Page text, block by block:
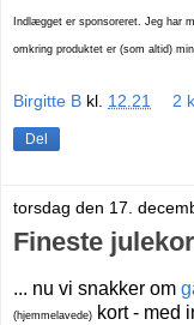
Indlægget er sponsoreret. Jeg har
omkring produktet er (som altid)
Birgitte B kl. 12.21 2
Del
torsdag den 17.
Fineste
... nu vi snakker om
(hjemmelavede) kort - med